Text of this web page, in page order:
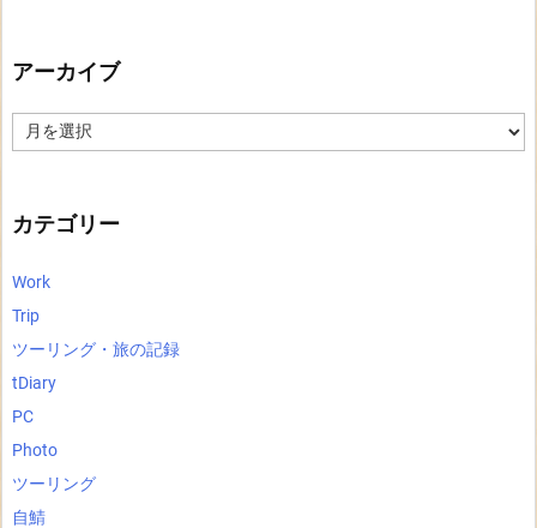
アーカイブ
ー
カテゴリー
Work
Trip
ツーリング・旅の記録
tDiary
PC
Photo
ツーリング
自鯖